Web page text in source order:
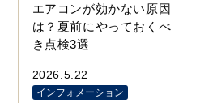
エアコンが効かない原因
は？夏前にやっておくべ
き点検3選
2026.5.22
インフォメーション